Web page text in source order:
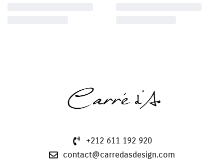
+212 611 192 920
contact@carredasdesign.com